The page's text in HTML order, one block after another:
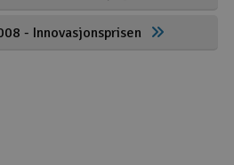
- Innovasjonsprisen